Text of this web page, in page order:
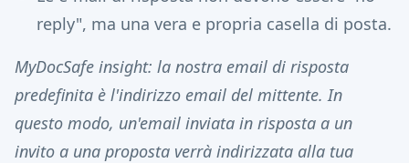
reply", ma una vera e propria casella di posta.
MyDocSafe insight: la nostra email di risposta
predefinita è l'indirizzo email del mittente. In
questo modo, un'email inviata in risposta a un
invito a una proposta verrà indirizzata alla tua